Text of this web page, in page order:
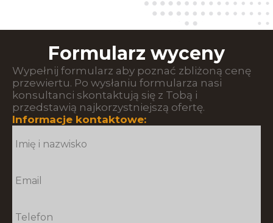
Formularz wyceny
Wypełnij formularz aby poznać zbliżoną cenę
przewiertu. Po wysłaniu formularza nasi
konsultanci skontaktują się z Tobą i
przedstawią najkorzystniejszą ofertę.
Informacje kontaktowe: